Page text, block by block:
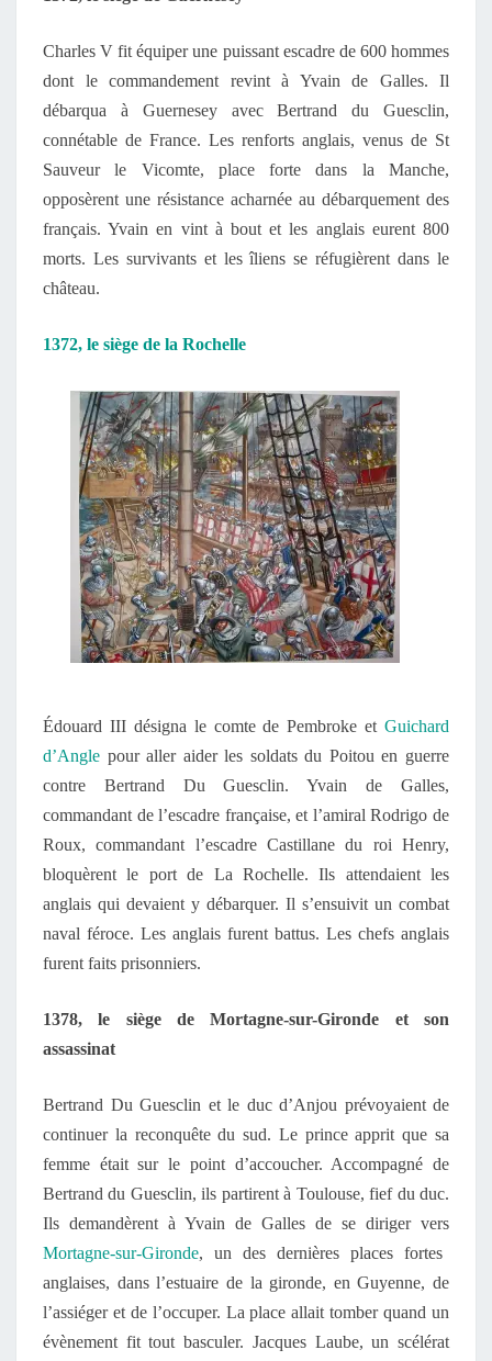
Charles V fit équiper une puissant escadre de 600 hommes
dont le commandement revint à Yvain de Galles. Il
débarqua à Guernesey avec Bertrand du Guesclin,
connétable de France. Les renforts anglais, venus de St
Sauveur le Vicomte, place forte dans la Manche,
opposèrent une résistance acharnée au débarquement des
français. Yvain en vint à bout et les anglais eurent 800
morts. Les survivants et les îliens se réfugièrent dans le
château.
1372, le siège de la Rochelle
Édouard III désigna le comte de Pembrokeet Guichard
d’Angle pour aller aider les soldats du Poitou en guerre
contre Bertrand Du Guesclin. Yvain de Galles,
commandant de l’escadre française, et l’amiral Rodrigo de
Roux, commandant l’escadre Castillane du roi Henry,
bloquèrent le port de La Rochelle. Ils attendaient les
anglais qui devaient y débarquer. Il s’ensuivit un combat
naval féroce. Les anglais furent battus. Les chefs anglais
furent faits prisonniers.
1378, le siège de Mortagne-sur-Gironde et son
assassinat
Bertrand Du Guesclin et le duc d’Anjou prévoyaient de
continuer la reconquête du sud. Le prince apprit que sa
femme était sur le point d’accoucher. Accompagné de
Bertrand du Guesclin, ils partirent à Toulouse, fief du duc.
Ils demandèrent à Yvain de Galles de se diriger vers
Mortagne-sur-Gironde, un des dernières places fortes
anglaises, dans l’estuaire de la gironde, en Guyenne, de
l’assiéger et de l’occuper. La place allait tomber quand un
évènement fit tout basculer. Jacques Laube, un scélérat